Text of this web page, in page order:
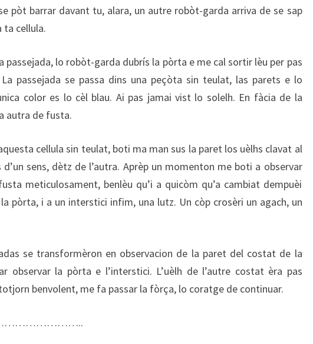
pòt barrar davant tu, alara, un autre robòt-garda arriva de se sap
ta cellula.
passejada, lo robòt-garda dubrís la pòrta e me cal sortir lèu per pas
passejada se passa dins una peçòta sin teulat, las parets e lo
color es lo cèl blau. Ai pas jamai vist lo solelh. En fàcia de la
autra de fusta.
cellula sin teulat, boti ma man sus la paret los uèlhs clavat al
sens, dètz de l’autra. Aprèp un momenton me boti a observar
meticulosament, benlèu qu’i a quicòm qu’a cambiat dempuèi
la pòrta, i a un interstici infim, una lutz. Un còp crosèri un agach, un
se transformèron en observacion de la paret del costat de la
observar la pòrta e l’interstici. L’uèlh de l’autre costat èra pas
benvolent, me fa passar la fòrça, lo coratge de continuar.